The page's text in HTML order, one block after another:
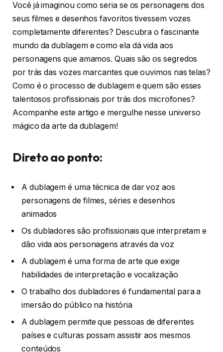
Você já imaginou como seria se os personagens dos
seus filmes e desenhos favoritos tivessem vozes
completamente diferentes? Descubra o fascinante
mundo da dublagem e como ela dá vida aos
personagens que amamos. Quais são os segredos
por trás das vozes marcantes que ouvimos nas telas?
Como é o processo de dublagem e quem são esses
talentosos profissionais por trás dos microfones?
Acompanhe este artigo e mergulhe nesse universo
mágico da arte da dublagem!
Direto ao ponto:
A dublagem é uma técnica de dar voz aos
personagens de filmes, séries e desenhos
animados
Os dubladores são profissionais que interpretam e
dão vida aos personagens através da voz
A dublagem é uma forma de arte que exige
habilidades de interpretação e vocalização
O trabalho dos dubladores é fundamental para a
imersão do público na história
A dublagem permite que pessoas de diferentes
países e culturas possam assistir aos mesmos
conteúdos